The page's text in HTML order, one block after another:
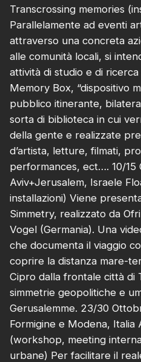
Transcrossing memories
Parallelamente ad eventi
attraverso una concreta
alle comunità locali, si
attività di studio e di
Memory Box, “dispositivo
pubblico itinerante,
sorta di biblioteca in cui
della gente e realizzate
d’artista, letture, filmati,
performances, ect…. 10/
Aviv+Jerusalem, Israele
installazioni) Viene
Simmetry, realizzato da
Vogel (Germania). Una
che documenta il viaggio
coprire la distanza mare-
Cipro dalla frontale città di
simmetrie geopolitiche e
Gerusalemme. 23/30
Formigine e Modena,
(workshop, meeting
urbane) Per facilitare il